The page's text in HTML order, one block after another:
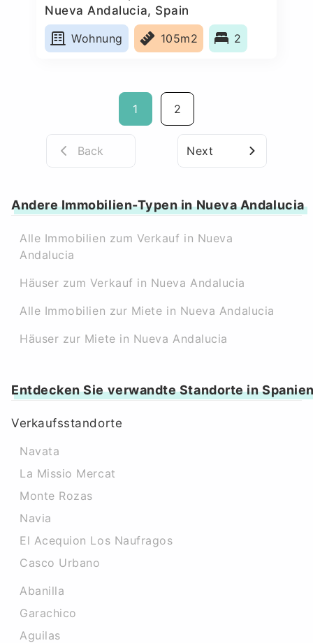
Nueva Andalucia, Spain
Wohnung
105m2 2
1 2
Back Next
Andere Immobilien-Typen in Nueva Andalucia
Alle Immobilien zum Verkauf in Nueva
Andalucia
Häuser zum Verkauf in Nueva Andalucia
Alle Immobilien zur Miete in Nueva Andalucia
Häuser zur Miete in Nueva Andalucia
Entdecken Sie verwandte Standorte in
Verkaufsstandorte
Navata
La Missio Mercat
Monte Rozas
Navia
El Acequion Los Naufragos
Casco Urbano
Abanilla
Garachico
Aguilas